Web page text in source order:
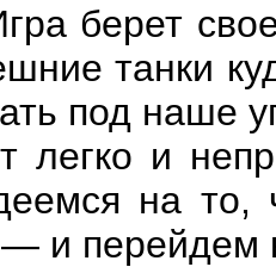
берет
танки
под наше
легко и
на
и перейдем